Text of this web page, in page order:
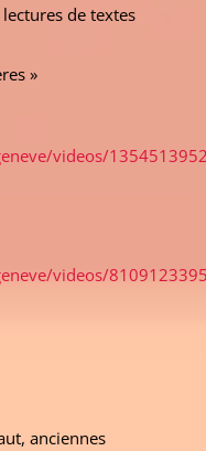
de textes
»
videos/
videos/
anciennes